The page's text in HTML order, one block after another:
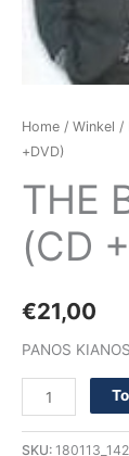
Home / Winkel /
+DVD)
THE
(CD
€21,00
PANOS KIANOS
SKU: